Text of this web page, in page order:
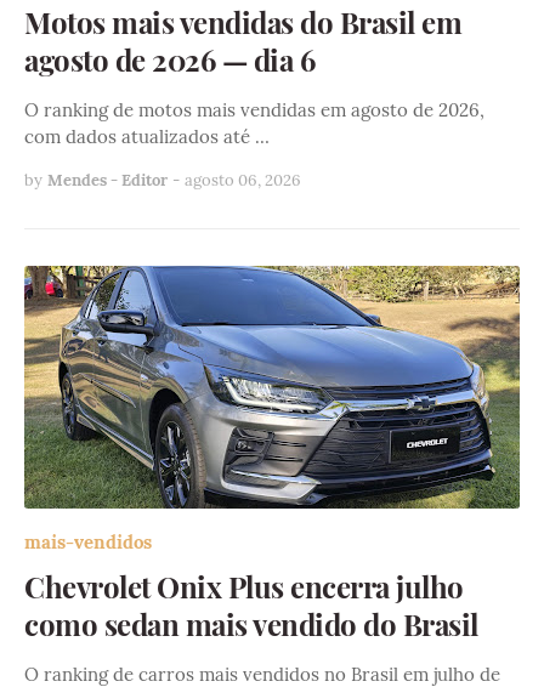
Motos mais vendidas do Brasil em
agosto de 2026 — dia 6
O ranking de motos mais vendidas em agosto de 2026,
com dados atualizados até …
by Mendes - Editor - agosto 06, 2026
mais-vendidos
Chevrolet Onix Plus encerra julho
como sedan mais vendido do Brasil
O ranking de carros mais vendidos no Brasil em julho de